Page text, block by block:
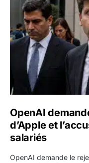
OpenAI
d’Apple et
salariés
OpenAI demande le